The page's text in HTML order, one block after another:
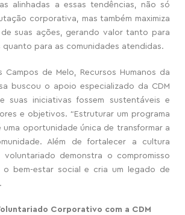
alinhadas a essas tendências, não só
corporativa, mas também maximiza
suas ações, gerando valor tanto para
para as comunidades atendidas.
Campos de Melo, Recursos Humanos da
buscou o apoio especializado da CDM
suas iniciativas fossem sustentáveis e
e objetivos. “Estruturar um programa
oportunidade única de transformar a
Além de fortalecer a cultura
voluntariado demonstra o compromisso
o bem-estar social e cria um legado de
Corporativo com a CDM